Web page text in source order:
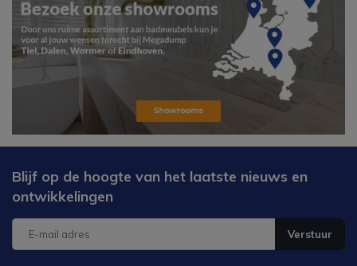
Blijf op de hoogte van het laatste nieuws en
ontwikkelingen
Verstuur